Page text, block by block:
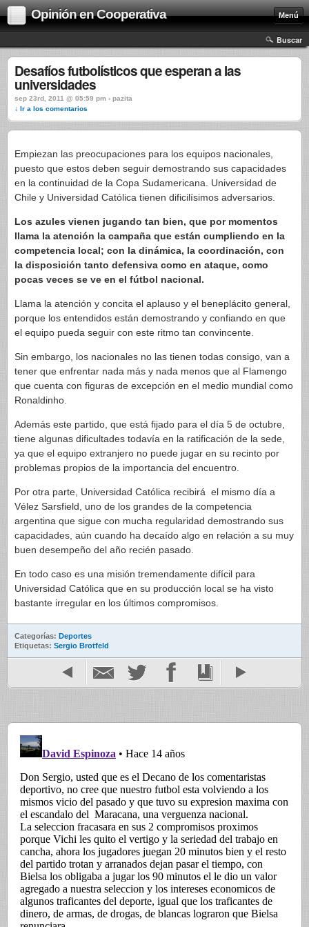
Opinión en Cooperativa Menú
Buscar
Desafíos futbolísticos que esperan a las
universidades
sep 23rd, 2011 @ 05:59 pm › pazita
↓ Ir a los comentarios
Empiezan las preocupaciones para los equipos nacionales,
puesto que estos deben seguir demostrando sus capacidades
en la continuidad de la Copa Sudamericana. Universidad de
Chile y Universidad Católica tienen dificilísimos adversarios.
Los azules vienen jugando tan bien, que por momentos
llama la atención la campaña que están cumpliendo en la
competencia local; con la dinámica, la coordinación, con
la disposición tanto defensiva como en ataque, como
pocas veces se ve en el fútbol nacional.
Llama la atención y concita el aplauso y el beneplácito general,
porque los entendidos están demostrando y confiando en que
el equipo pueda seguir con este ritmo tan convincente.
Sin embargo, los nacionales no las tienen todas consigo, van a
tener que enfrentar nada más y nada menos que al Flamengo
que cuenta con figuras de excepción en el medio mundial como
Ronaldinho.
Además este partido, que está fijado para el día 5 de octubre,
tiene algunas dificultades todavía en la ratificación de la sede,
ya que el equipo extranjero no puede jugar en su recinto por
problemas propios de la importancia del encuentro.
Por otra parte, Universidad Católica recibirá el mismo día a
Vélez Sarsfield, uno de los grandes de la competencia
argentina que sigue con mucha regularidad demostrando sus
capacidades, aún cuando ha decaído algo en relación a su muy
buen desempeño del año recién pasado.
En todo caso es una misión tremendamente difícil para
Universidad Católica que en su producción local se ha visto
bastante irregular en los últimos compromisos.
Categorías: Deportes
Etiquetas: Sergio Brotfeld